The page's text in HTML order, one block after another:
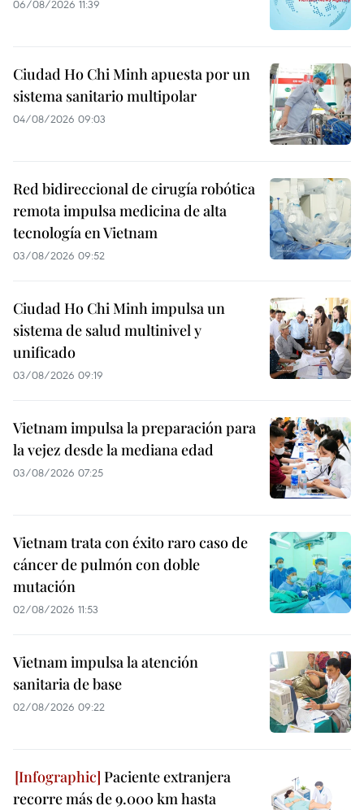
06/08/2026 11:39
Ciudad Ho Chi Minh apuesta por un
sistema sanitario multipolar
04/08/2026 09:03
Red bidireccional de cirugía robótica
remota impulsa medicina de alta
tecnología en Vietnam
03/08/2026 09:52
Ciudad Ho Chi Minh impulsa un
sistema de salud multinivel y
unificado
03/08/2026 09:19
Vietnam impulsa la preparación para
la vejez desde la mediana edad
03/08/2026 07:25
Vietnam trata con éxito raro caso de
cáncer de pulmón con doble
mutación
02/08/2026 11:53
Vietnam impulsa la atención
sanitaria de base
02/08/2026 09:22
Paciente extranjera
recorre más de 9.000 km hasta